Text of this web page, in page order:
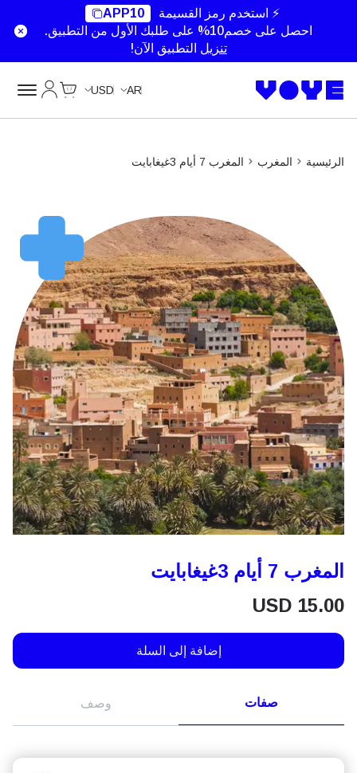
⚡ استخدم رمز القسيمة
APP10
احصل على خصم10% على طلبك الأول من التطبيق.
تنزيل التطبيق الآن!
AR
USD
الرئيسية المغرب المغرب 7 أيام 3غيغابايت
المغرب 7 أيام 3غيغابايت
USD 15.00
إضافة إلى السلة
صفات وصف